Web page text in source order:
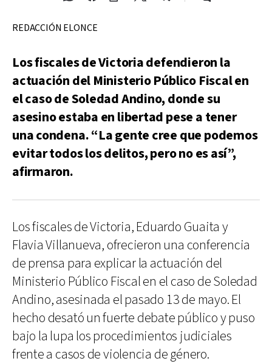
REDACCIÓN ELONCE
Los fiscales de Victoria defendieron la
actuación del Ministerio Público Fiscal en
el caso de Soledad Andino, donde su
asesino estaba en libertad pese a tener
una condena. “La gente cree que podemos
evitar todos los delitos, pero no es así”,
afirmaron.
Los fiscales de Victoria, Eduardo Guaita y
Flavia Villanueva, ofrecieron una conferencia
de prensa para explicar la actuación del
Ministerio Público Fiscal en el caso de Soledad
Andino, asesinada el pasado 13 de mayo. El
hecho desató un fuerte debate público y puso
bajo la lupa los procedimientos judiciales
frente a casos de violencia de género.